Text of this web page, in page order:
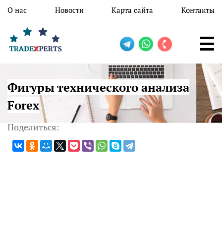
Перейти к основному содержанию
О нас Новости Карта сайта Контакты
Фигуры технического анализа
Forex
Поделиться: